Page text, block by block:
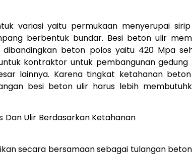
variasi yaitu permukaan menyerupai
berbentuk bundar. Besi beton ulir
beton polos yaitu 420 Mpa
kontraktor untuk pembangunan gedung
lainnya. Karena tingkat ketahanan
besi beton ulir harus lebih
secara bersamaan sebagai tulangan